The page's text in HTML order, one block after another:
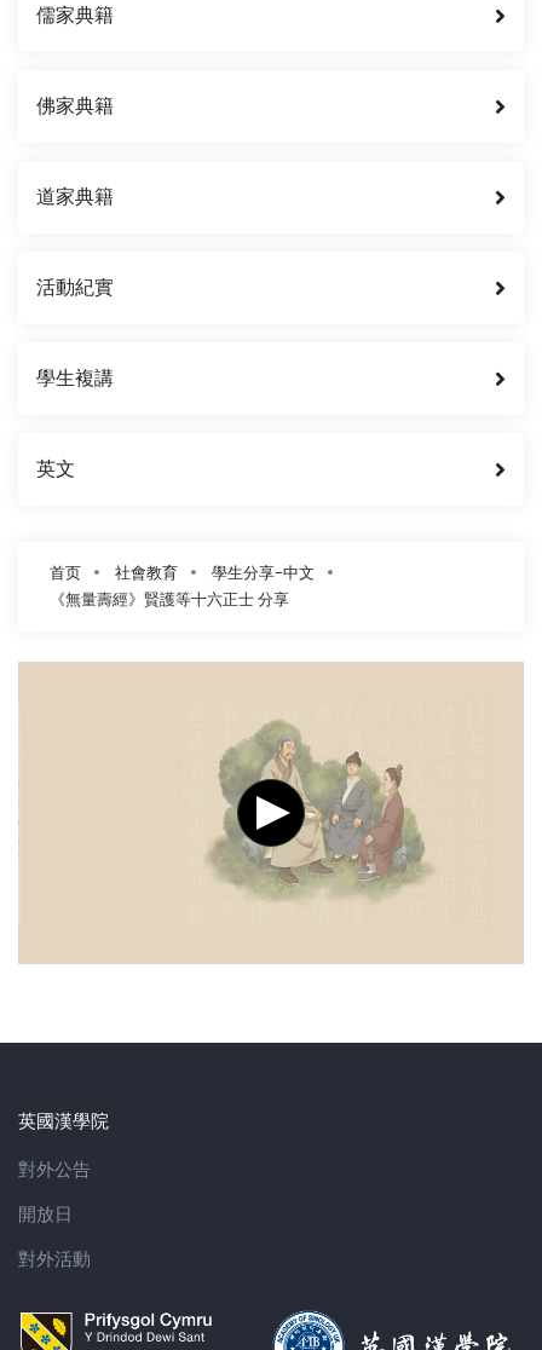
儒家典籍
佛家典籍
道家典籍
活動紀實
學生複講
英文
首页 社會教育
學生分享-中文
《無量壽經》賢護等十六正士 分享
英國漢學院
對外公告
開放日
對外活動